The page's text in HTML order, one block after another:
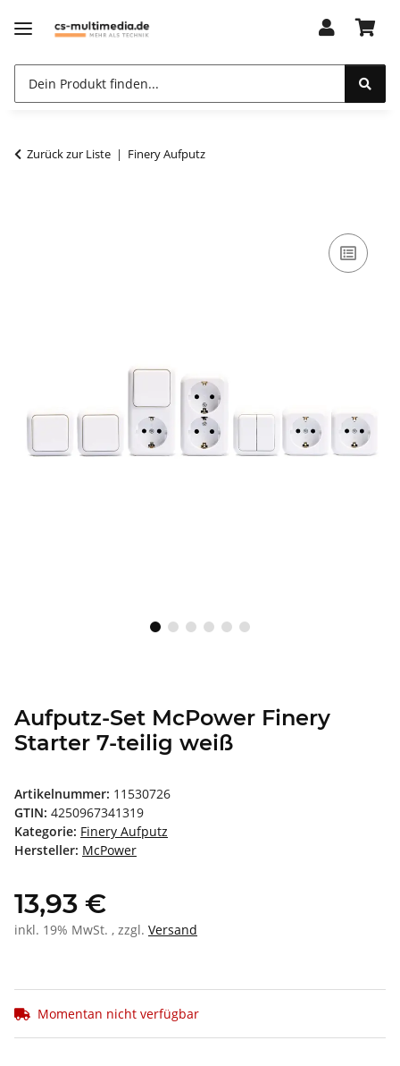
Zurück zur Liste Finery Aufputz
Aufputz-Set McPower Finery
Starter 7-teilig weiß
Artikelnummer: 11530726
GTIN: 4250967341319
Kategorie: Finery Aufputz
Hersteller: McPower
13,93 €
inkl. 19% MwSt. , zzgl. Versand
Momentan nicht verfügbar